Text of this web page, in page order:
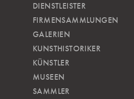
DIENSTLEISTER
FIRMENSAMMLUNGEN
GALERIEN
KUNSTHISTORIKER
KÜNSTLER
MUSEEN
SAMMLER